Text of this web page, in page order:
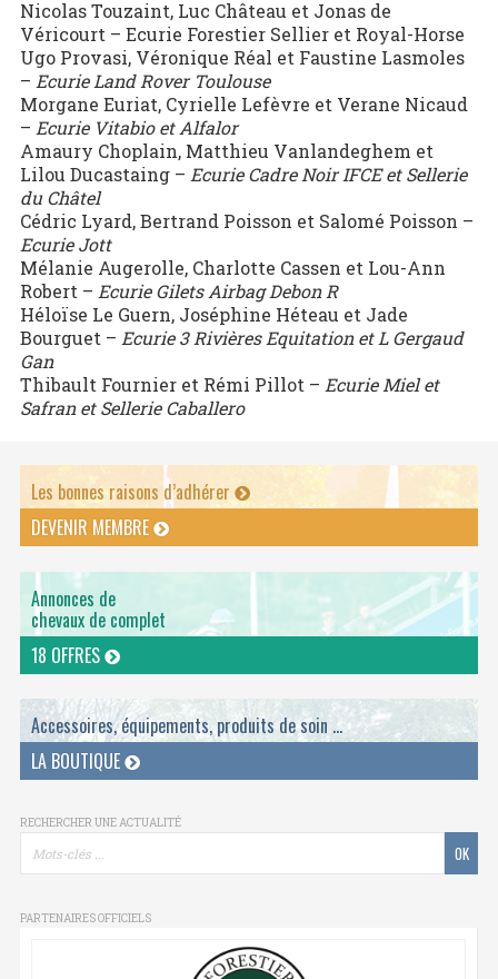
Nicolas Touzaint, Luc Château et Jonas de
Véricourt – Ecurie Forestier Sellier et Royal-Horse
Ugo Provasi, Véronique Réal et Faustine Lasmoles
– Ecurie Land Rover Toulouse
Morgane Euriat, Cyrielle Lefèvre et Verane Nicaud
– Ecurie Vitabio et Alfalor
Amaury Choplain, Matthieu Vanlandeghem et
Lilou Ducastaing – Ecurie Cadre Noir IFCE et Sellerie
du Châtel
Cédric Lyard, Bertrand Poisson et Salomé Poisson –
Ecurie Jott
Mélanie Augerolle, Charlotte Cassen et Lou-Ann
Robert – Ecurie Gilets Airbag Debon R
Héloïse Le Guern, Joséphine Héteau et Jade
Bourguet – Ecurie 3 Rivières Equitation et L Gergaud
Gan
Thibault Fournier et Rémi Pillot – Ecurie Miel et
Safran et Sellerie Caballero
Les bonnes raisons d’adhérer
DEVENIR MEMBRE
Annonces de
chevaux de complet
18 OFFRES
Accessoires, équipements, produits de soin ...
LA BOUTIQUE
RECHERCHER UNE ACTUALITÉ
PARTENAIRES OFFICIELS